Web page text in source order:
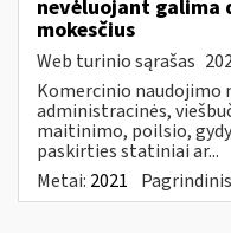
nevėluojant galima
mokesčius
Web turinio sąrašas
Komercinio naudojimo
administracinės,
maitinimo, poilsio,
paskirties statiniai ar...
Metai: 2021